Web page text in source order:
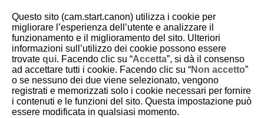
D388-055
Modalità di scatto personalizzate
È possibile scattare utilizzando le impostazioni delle fotocamera
assegnate a [
:Modal. scatto person. (C1-C3)] (
Questo sito (cam.start.canon) utilizza i cookie per
migliorare l’esperienza dell’utente e analizzare il
funzionamento e il miglioramento del sito. Ulteriori
informazioni sull’utilizzo dei cookie possono essere
trovate qui. Facendo clic su “Accetta”, si dà il consenso
ad accettare tutti i cookie. Facendo clic su “Non accetto”
o se nessuno dei due viene selezionato, vengono
registrati e memorizzati solo i cookie necessari per fornire
i contenuti e le funzioni del sito. Questa impostazione può
essere modificata in qualsiasi momento.